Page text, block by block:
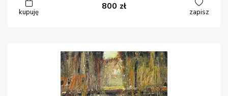
kupuję
800 zł
zapisz